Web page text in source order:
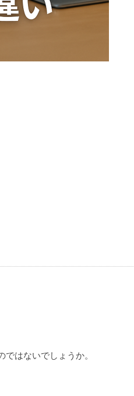
はないでしょうか。